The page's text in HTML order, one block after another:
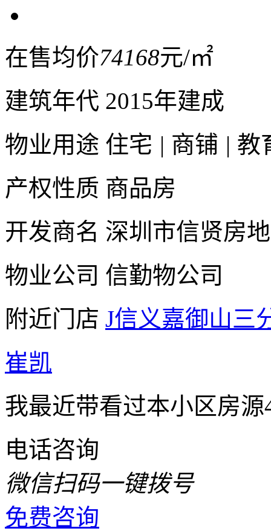
在售均价74168元/㎡
建筑年代 2015年建成
物业用途 住宅 | 商铺 | 教
产权性质 商品房
开发商名 深圳市信贤房
物业公司 信勤物公司
附近门店 J信义嘉御山三
崔凯
我最近带看过本小区房
电话咨询
微信扫码一键拨号
免费咨询